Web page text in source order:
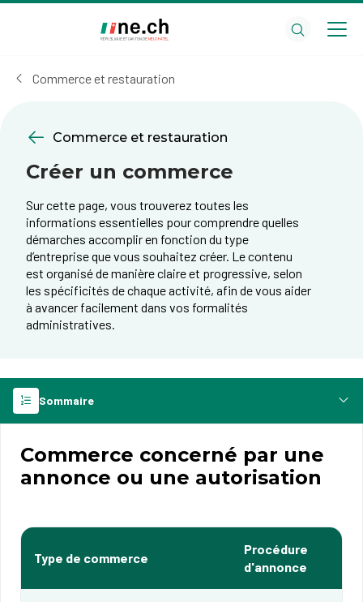
cookies
Commerce et restauration
Commerce et restauration
Créer un commerce
Sur cette page, vous trouverez toutes les
informations essentielles pour comprendre quelles
démarches accomplir en fonction du type
d’entreprise que vous souhaitez créer. Le contenu
est organisé de manière claire et progressive, selon
les spécificités de chaque activité, afin de vous aider
à avancer facilement dans vos formalités
administratives.
Sommaire
Commerce concerné par une
annonce ou une autorisation
Type de commerce
Procédure
d'annonce